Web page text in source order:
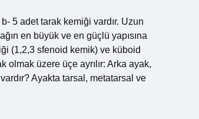
5 adet tarak kemiği vardır. Uzun
en büyük ve en güçlü yapısına
(1,2,3 sfenoid kemik) ve küboid
olmak üzere üçe ayrılır: Arka ayak,
Ayakta tarsal, metatarsal ve